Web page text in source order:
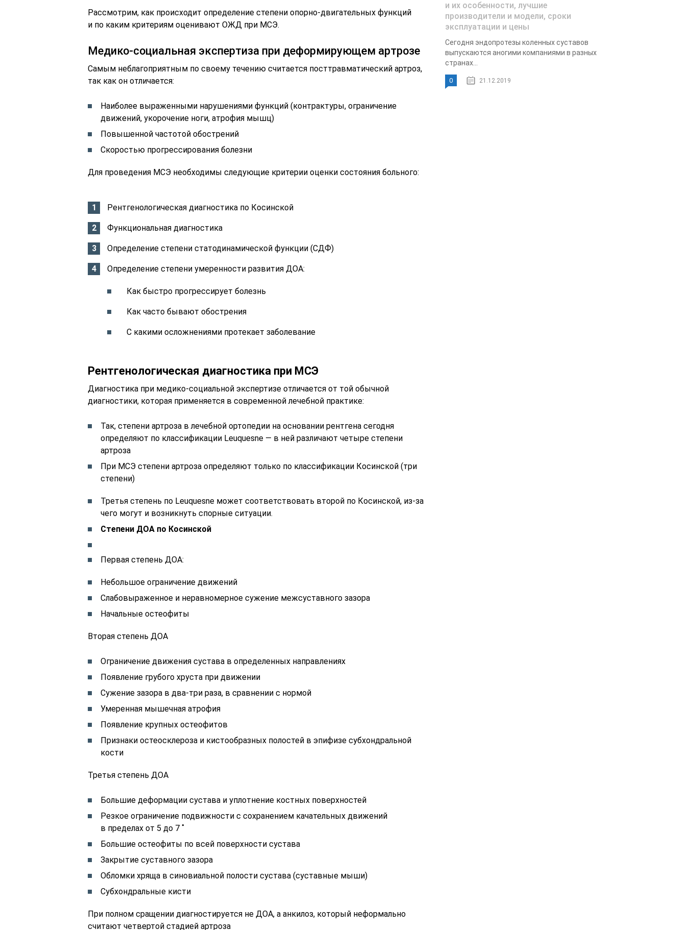
Рассмотрим, как происходит определение степени опорно-двигательных функций
и по каким критериям оценивают ОЖД при МСЭ.
Медико-социальная экспертиза при деформирующем артрозе
Самым неблагоприятным по своему течению считается посттравматический артроз,
так как он отличается:
Наиболее выраженными нарушениями функций (контрактуры, ограничение
движений, укорочение ноги, атрофия мышц)
Повышенной частотой обострений
Скоростью прогрессирования болезни
Для проведения МСЭ необходимы следующие критерии оценки состояния больного:
Рентгенологическая диагностика по Косинской
Функциональная диагностика
Определение степени статодинамической функции (СДФ)
Определение степени умеренности развития ДОА:
Как быстро прогрессирует болезнь
Как часто бывают обострения
С какими осложнениями протекает заболевание
Рентгенологическая диагностика при МСЭ
Диагностика при медико-социальной экспертизе отличается от той обычной
диагностики, которая применяется в современной лечебной практике:
Так, степени артроза в лечебной ортопедии на основании рентгена сегодня
определяют по классификации Leuquesne — в ней различают четыре степени
артроза
При МСЭ степени артроза определяют только по классификации Косинской (три
степени)
Третья степень по Leuquesne может соответствовать второй по Косинской, из-за
чего могут и возникнуть спорные ситуации.
Степени ДОА по Косинской
Первая степень ДОА:
Небольшое ограничение движений
Слабовыраженное и неравномерное сужение межсуставного зазора
Начальные остеофиты
Вторая степень ДОА
Ограничение движения сустава в определенных направлениях
Появление грубого хруста при движении
Сужение зазора в два-три раза, в сравнении с нормой
Умеренная мышечная атрофия
Появление крупных остеофитов
Признаки остеосклероза и кистообразных полостей в эпифизе субхондральной
кости
Третья степень ДОА
Большие деформации сустава и уплотнение костных поверхностей
Резкое ограничение подвижности с сохранением качательных движений
в пределах от 5 до 7 ˚
Большие остеофиты по всей поверхности сустава
Закрытие суставного зазора
Обломки хряща в синовиальной полости сустава (суставные мыши)
Субхондральные кисти
При полном сращении диагностируется не ДОА, а анкилоз, который неформально
считают четвертой стадией артроза
и их особенности, лучшие
производители и модели, сроки
эксплуатации и цены
Сегодня эндопротезы коленных суставов
выпускаются аногими компаниями в разных
странах...
0 21.12.2019